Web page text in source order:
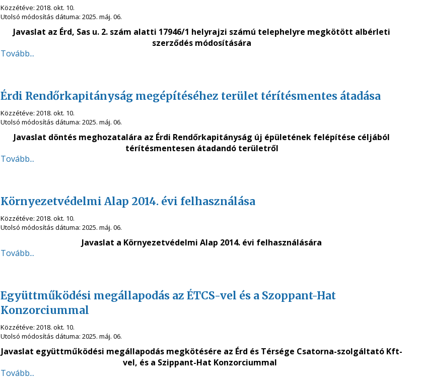
Közzétéve: 2018. okt. 10.
Utolsó módosítás dátuma: 2025. máj. 06.
Javaslat az Érd, Sas u. 2. szám alatti 17946/1 helyrajzi számú telephelyre megkötött albérleti
szerződés módosítására
Tovább...
Érdi Rendőrkapitányság megépítéséhez terület térítésmentes átadása
Közzétéve: 2018. okt. 10.
Utolsó módosítás dátuma: 2025. máj. 06.
Javaslat döntés meghozatalára az Érdi Rendőrkapitányság új épületének felépítése céljából
térítésmentesen átadandó területről
Tovább...
Környezetvédelmi Alap 2014. évi felhasználása
Közzétéve: 2018. okt. 10.
Utolsó módosítás dátuma: 2025. máj. 06.
Javaslat a Környezetvédelmi Alap 2014. évi felhasználására
Tovább...
Együttműködési megállapodás az ÉTCS-vel és a Szoppant-Hat
Konzorciummal
Közzétéve: 2018. okt. 10.
Utolsó módosítás dátuma: 2025. máj. 06.
Javaslat együttműködési megállapodás megkötésére az Érd és Térsége Csatorna-szolgáltató Kft-
vel, és a Szippant-Hat Konzorciummal
Tovább...